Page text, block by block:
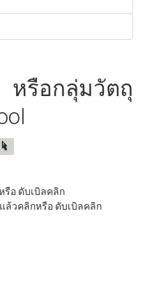
รือกลุ่มวัตถุ
รือ ดับเบิลคลิก
ล้วคลิกหรือ ดับเบิลคลิก